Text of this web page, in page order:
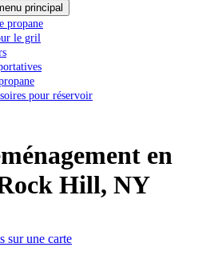
principal
propane
le gril
pour réservoir
en
Hill, NY
sur une carte